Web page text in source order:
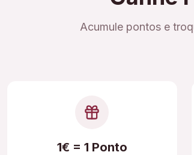
Acumule pontos e
1€ = 1 Ponto